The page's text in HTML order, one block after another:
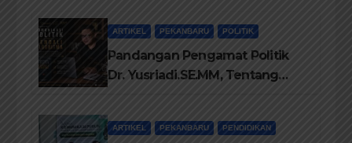
ARTIKEL PEKANBARU POLITIK
Pandangan Pengamat Politik
Dr. Yusriadi.SE.MM, Tentang
ARTIKEL PEKANBARU PENDIDIKAN